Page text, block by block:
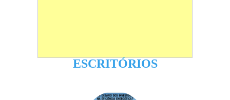
ESCRITÓRIOS